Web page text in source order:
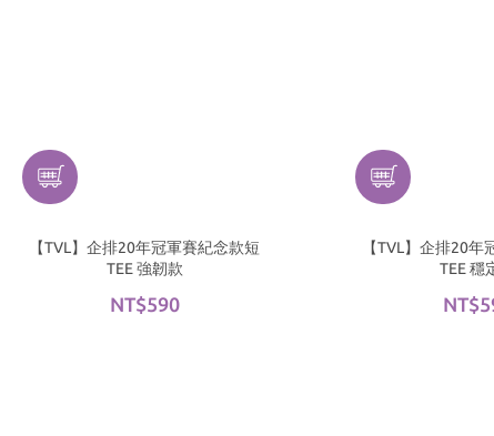
【TVL】企排20年冠軍賽紀念款短
TEE 強韌款
NT$590
【TVL】企排20年
TEE 穩